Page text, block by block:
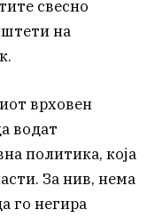
свесно
на
врховен
водат
политика, која
За нив, нема
го негира